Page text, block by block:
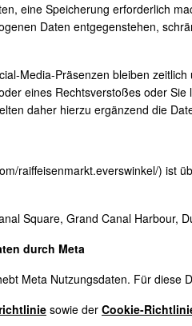
eine Speicherung erforderlich
Daten entgegenstehen,
Media-Präsenzen bleiben
eines Rechtsverstoßes oder
daher hierzu ergänzend die
raiffeisenmarkt.everswinkel/) ist
Square, Grand Canal Harbour,
durch Meta
Meta Nutzungsdaten. Für
sowie der Cookie-